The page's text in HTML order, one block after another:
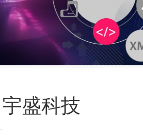
宇盛科技